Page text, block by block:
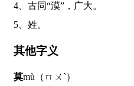
4、古同“漠”，广大。
5、姓。
其他字义
莫mù（ㄇㄨˋ）